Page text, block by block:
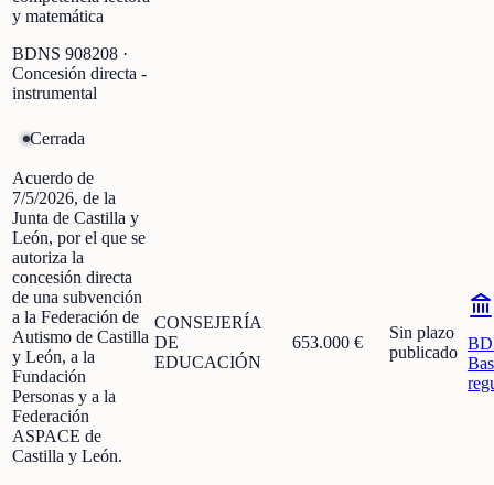
y matemática
BDNS 908208 ·
Concesión directa -
instrumental
Cerrada
Acuerdo de
7/5/2026, de la
Junta de Castilla y
León, por el que se
autoriza la
concesión directa
de una subvención
a la Federación de
Autismo de Castilla
y León, a la
Fundación
Personas y a la
Federación
ASPACE de
Castilla y León.
CONSEJERÍA
DE
EDUCACIÓN
653.000 €
Sin plazo
publicado